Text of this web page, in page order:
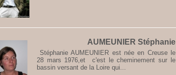
AUMEUNIER Stéphanie
Stéphanie AUMEUNIER est née en Creuse le
28 mars 1976,et c'est le cheminement sur le
bassin versant de la Loire qui...